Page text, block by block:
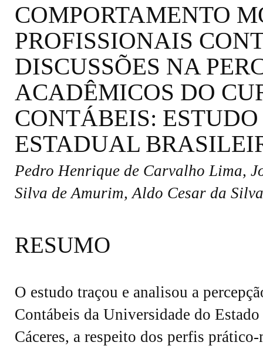
COMPORTAMENTO
PROFISSIONAIS
DISCUSSÕES NA
ACADÊMICOS DO
CONTÁBEIS:
ESTADUAL
Pedro Henrique de Carvalho Lima,
Silva de Amurim, Aldo Cesar da
RESUMO
O estudo traçou e analisou a
Contábeis da Universidade do
Cáceres, a respeito dos perfis